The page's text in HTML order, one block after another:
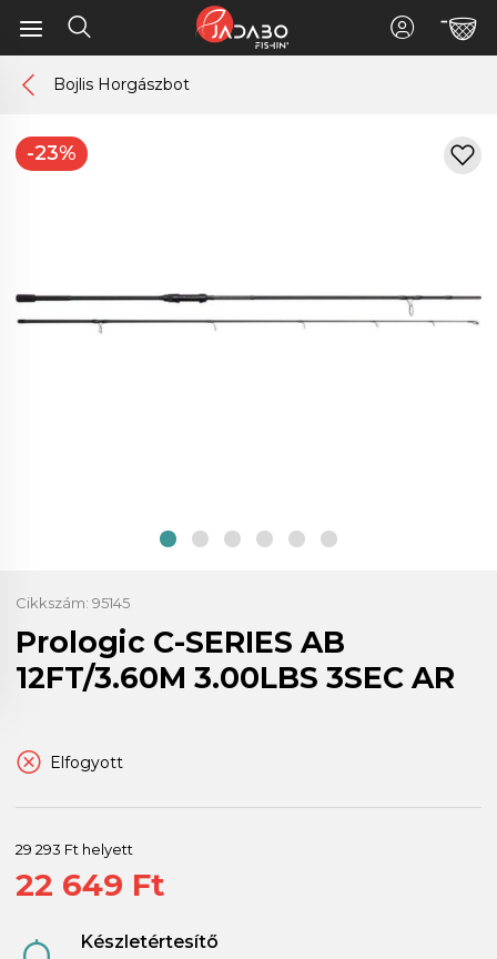
Bojlis Horgászbot
-23%
Cikkszám: 95145
Prologic C-SERIES AB
12FT/3.60M 3.00LBS 3SEC AR
Elfogyott
29 293 Ft helyett
22 649 Ft
Készletértesítő